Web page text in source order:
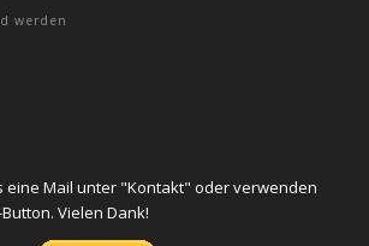
werden
eine Mail unter "Kontakt" oder verwenden
Vielen Dank!